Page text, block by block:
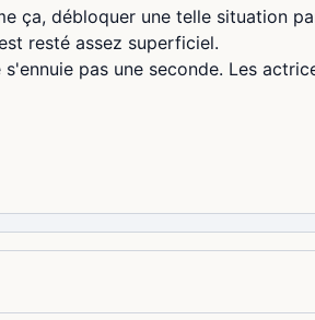
ça, débloquer une telle situation
resté assez superficiel.
pas une seconde. Les